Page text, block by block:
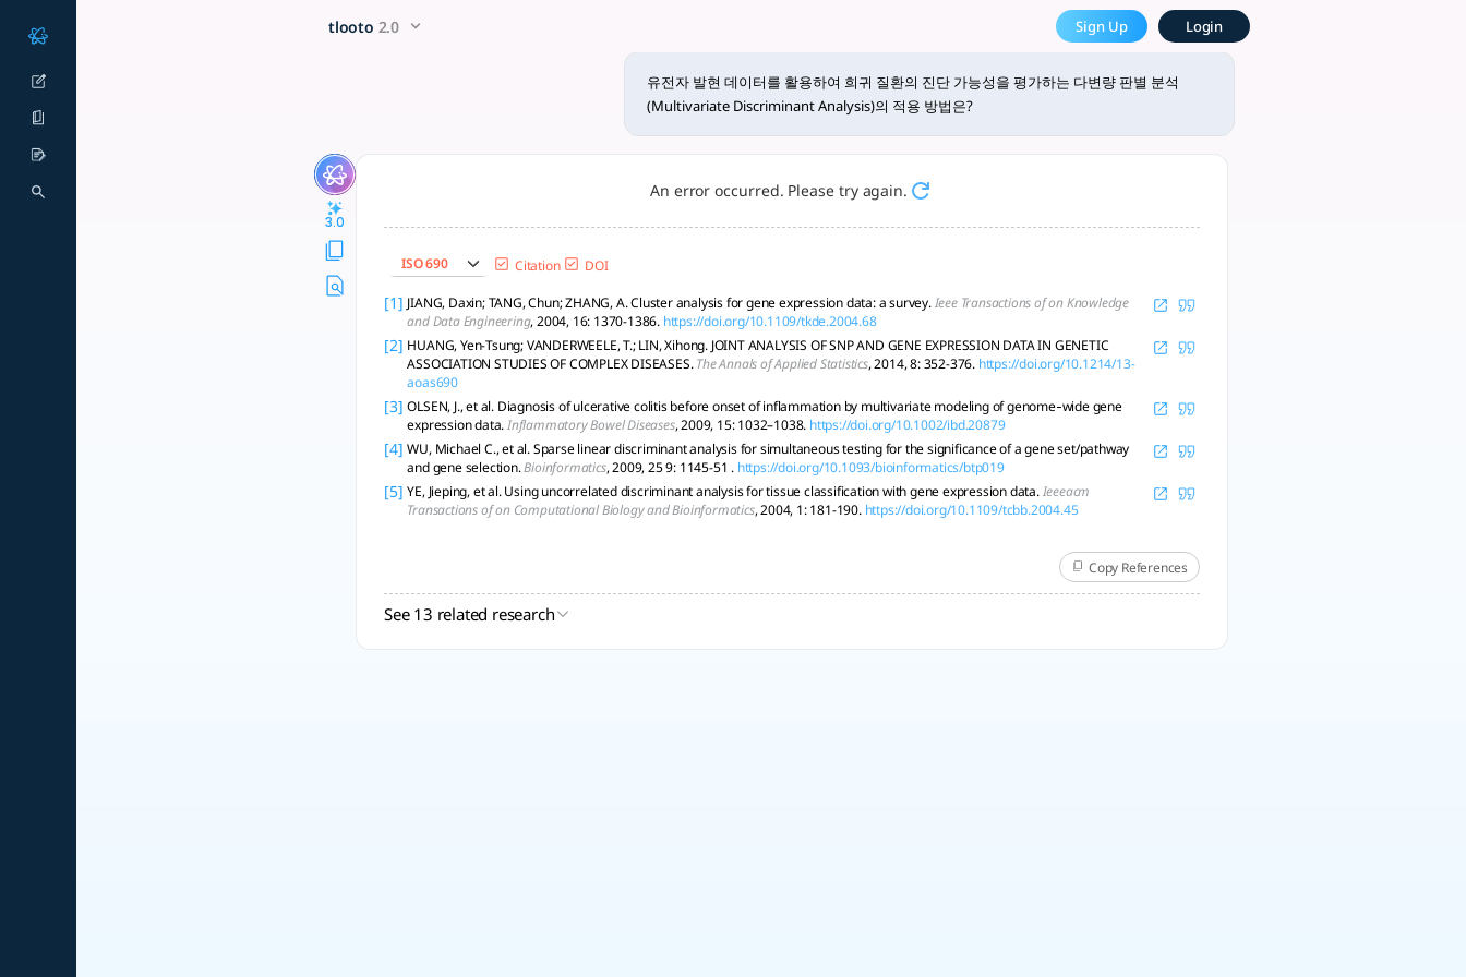
유전자 발현 데이터를 활용하여 희귀 질환의 진단 가능성을 평가하는 다변량... - tlooto, The Most
유전자 발현 데이터를 활용하여 희귀 질환의 진단 가능성을 평가하는 다변량 판별 분석의 적용 방법은 다음과 같은 단계로 구체화될 수 있습니다: **1. 데이터 전처리:** 유전자 발현 데이터는 종종 고차원 데이터
tlooto 2.0 Sign Up Login
유전자 발현 데이터를 활용하여 희귀 질환의 진단 가능성을 평가하는 다변량 판별 분석
(Multivariate Discriminant Analysis)의 적용 방법은?
3.0
An error occurred. Please try again.
ISO 690 Citation DOI
[1] JIANG, Daxin; TANG, Chun; ZHANG, A. Cluster analysis for gene expression data: a survey.Ieee Transactions of on Knowledge
and Data Engineering, 2004, 16: 1370-1386. https://doi.org/10.1109/tkde.2004.68
[2] HUANG, Yen-Tsung; VANDERWEELE, T.; LIN, Xihong. JOINT ANALYSIS OF SNP AND GENE EXPRESSION DATA IN GENETIC
ASSOCIATION STUDIES OF COMPLEX DISEASES.The Annals of Applied Statistics, 2014, 8: 352-376. https://doi.org/10.1214/13-
aoas690
[3] OLSEN, J., et al. Diagnosis of ulcerative colitis before onset of inflammation by multivariate modeling of genome‐wide gene
expression data.Inflammatory Bowel Diseases, 2009, 15: 1032–1038. https://doi.org/10.1002/ibd.20879
[4] WU, Michael C., et al. Sparse linear discriminant analysis for simultaneous testing for the significance of a gene set/pathway
and gene selection.Bioinformatics, 2009, 25 9: 1145-51 . https://doi.org/10.1093/bioinformatics/btp019
[5] YE, Jieping, et al. Using uncorrelated discriminant analysis for tissue classification with gene expression data.Ieeeacm
Transactions of on Computational Biology and Bioinformatics, 2004, 1: 181-190. https://doi.org/10.1109/tcbb.2004.45
Copy References
See 13 related research
x5 Smarter!